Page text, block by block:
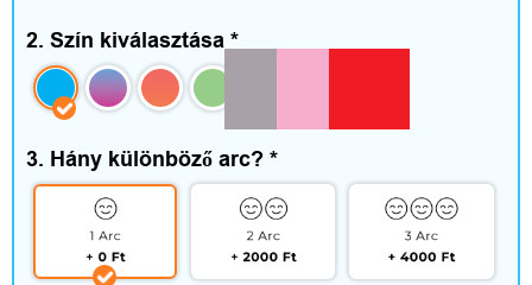
k
i
e
g
é
s
2. Szín kiválasztása*
3. Hány különböző arc? *